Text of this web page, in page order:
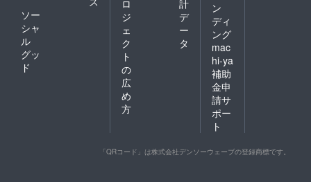
ソー
シャ
ル
グッ
ド
ロ
ジ
ェ
ク
ト
の
広
め
方
計
デ
ー
タ
ン
ディ
ング
mac
hi-ya
補助
金申
請サ
ポー
ト
「QRコード」は株式会社デンソーウェーブの登録商標です。